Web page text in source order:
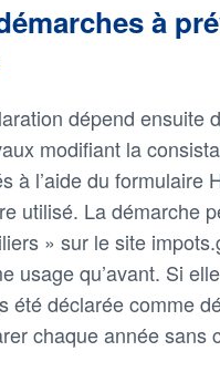
à
dépend ensuite
modifiant la
à l’aide du formulaire
utilisé. La démarche
» sur le site
usage qu’avant. Si
été déclarée comme
chaque année sans